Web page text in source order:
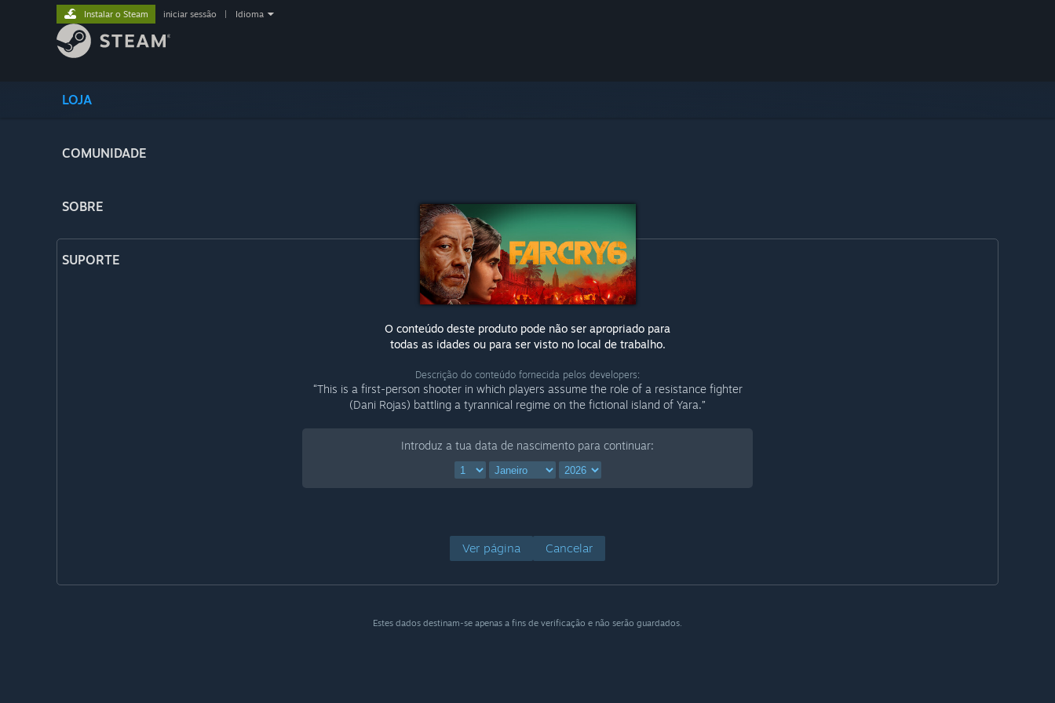
LOJA
COMUNIDADE
SOBRE
SUPORTE
Instalar o Steam iniciar sessão Idioma
O conteúdo deste produto pode não ser apropriado para
todas as idades ou para ser visto no local de trabalho.
Descrição do conteúdo fornecida pelos developers:
“This is a first-person shooter in which players assume the role of a resistance fighter
(Dani Rojas) battling a tyrannical regime on the fictional island of Yara.”
Introduz a tua data de nascimento para continuar:
Ver página Cancelar
Estes dados destinam-se apenas a fins de verificação e não serão guardados.